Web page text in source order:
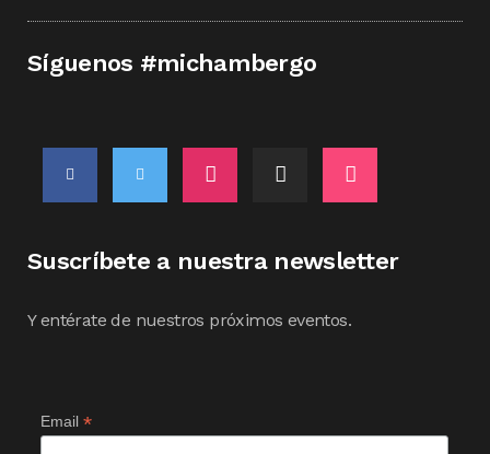
Síguenos #michambergo
Suscríbete a nuestra newsletter
Y entérate de nuestros próximos eventos.
Email *